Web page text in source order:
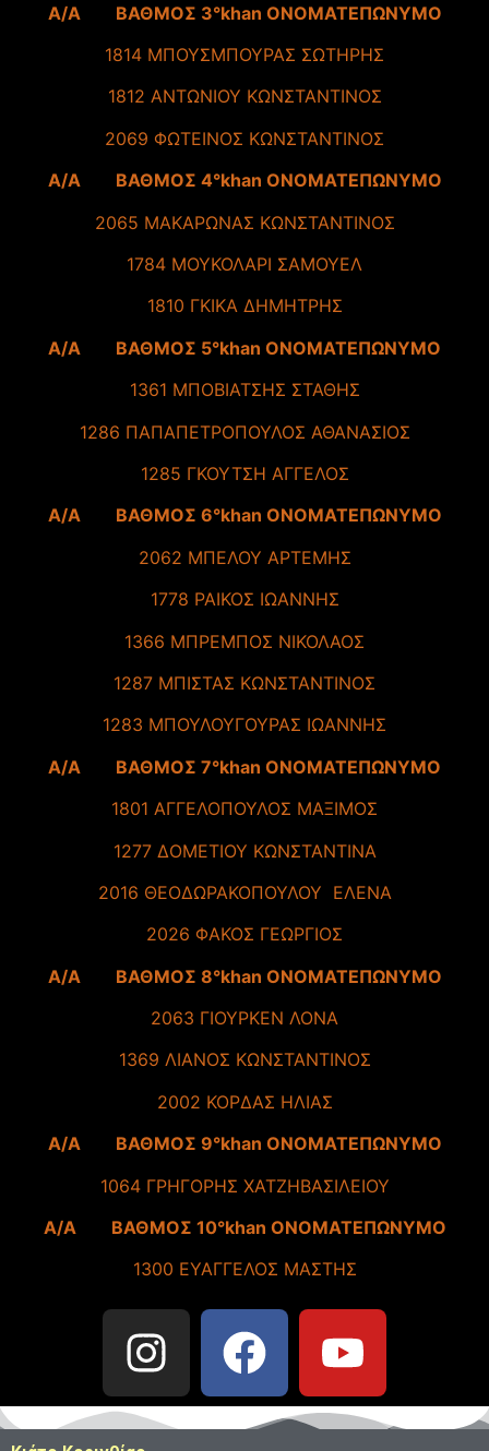
A/A ΒΑΘΜΟΣ 3°khan ΟΝΟΜΑΤΕΠΩΝΥΜΟ
1814 ΜΠΟΥΣΜΠΟΥΡΑΣ ΣΩΤΗΡΗΣ
1812 ΑΝΤΩΝΙΟΥ ΚΩΝΣΤΑΝΤΙΝΟΣ
2069 ΦΩΤΕΙΝΟΣ ΚΩΝΣΤΑΝΤΙΝΟΣ
A/A ΒΑΘΜΟΣ 4°khan ΟΝΟΜΑΤΕΠΩΝΥΜΟ
2065 ΜΑΚΑΡΩΝΑΣ ΚΩΝΣΤΑΝΤΙΝΟΣ
1784 ΜΟΥΚΟΛΑΡΙ ΣΑΜΟΥΕΛ
1810 ΓΚΙΚΑ ΔΗΜΗΤΡΗΣ
A/A ΒΑΘΜΟΣ 5°khan ΟΝΟΜΑΤΕΠΩΝΥΜΟ
1361 ΜΠΟΒΙΑΤΣΗΣ ΣΤΑΘΗΣ
1286 ΠΑΠΑΠΕΤΡΟΠΟΥΛΟΣ ΑΘΑΝΑΣΙΟΣ
1285 ΓΚΟΥΤΣΗ ΑΓΓΕΛΟΣ
A/A ΒΑΘΜΟΣ 6°khan ΟΝΟΜΑΤΕΠΩΝΥΜΟ
2062 ΜΠΕΛΟΥ ΑΡΤΕΜΗΣ
1778 ΡΑΙΚΟΣ ΙΩΑΝΝΗΣ
1366 ΜΠΡΕΜΠΟΣ ΝΙΚΟΛΑΟΣ
1287 ΜΠΙΣΤΑΣ ΚΩΝΣΤΑΝΤΙΝΟΣ
1283 ΜΠΟΥΛΟΥΓΟΥΡΑΣ ΙΩΑΝΝΗΣ
A/A ΒΑΘΜΟΣ 7°khan ΟΝΟΜΑΤΕΠΩΝΥΜΟ
1801 ΑΓΓΕΛΟΠΟΥΛΟΣ ΜΑΞΙΜΟΣ
1277 ΔΟΜΕΤΙΟΥ ΚΩΝΣΤΑΝΤΙΝΑ
2016 ΘΕΟΔΩΡΑΚΟΠΟΥΛΟΥ ΕΛΕΝΑ
2026 ΦΑΚΟΣ ΓΕΩΡΓΙΟΣ
A/A ΒΑΘΜΟΣ 8°khan ΟΝΟΜΑΤΕΠΩΝΥΜΟ
2063 ΓΙΟΥΡΚΕΝ ΛΟΝΑ
1369 ΛΙΑΝΟΣ ΚΩΝΣΤΑΝΤΙΝΟΣ
2002 ΚΟΡΔΑΣ ΗΛΙΑΣ
A/A ΒΑΘΜΟΣ 9°khan ΟΝΟΜΑΤΕΠΩΝΥΜΟ
1064 ΓΡΗΓΟΡΗΣ ΧΑΤΖΗΒΑΣΙΛΕΙΟΥ
A/A ΒΑΘΜΟΣ 10°khan ΟΝΟΜΑΤΕΠΩΝΥΜΟ
1300 ΕΥΑΓΓΕΛΟΣ ΜΑΣΤΗΣ